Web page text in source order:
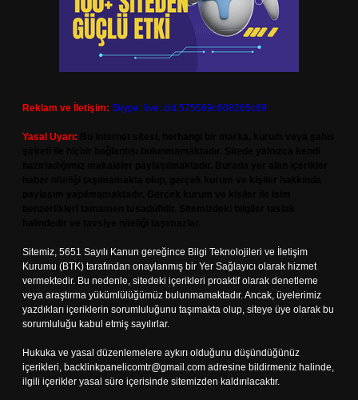
Reklam ve İletişim: Skype: live:.cid.575569c608265c69
Yasal Uyarı:
Sitemiz, 5651 Sayılı Kanun gereğince Bilgi Teknolojileri ve İletişim
Kurumu (BTK) tarafından onaylanmış bir Yer Sağlayıcı olarak hizmet
vermektedir. Bu nedenle, sitedeki içerikleri proaktif olarak denetleme
veya araştırma yükümlülüğümüz bulunmamaktadır. Ancak, üyelerimiz
yazdıkları içeriklerin sorumluluğunu taşımakta olup, siteye üye olarak bu
sorumluluğu kabul etmiş sayılırlar.
Hukuka ve yasal düzenlemelere aykırı olduğunu düşündüğünüz
içerikleri, backlinkpanelicomtr@gmail.com adresine bildirmeniz halinde,
ilgili içerikler yasal süre içerisinde sitemizden kaldırılacaktır.